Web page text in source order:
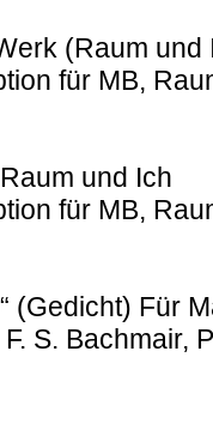
(Raum und
für MB,
und Ich
für MB,
(Gedicht) Für
S. Bachmair,